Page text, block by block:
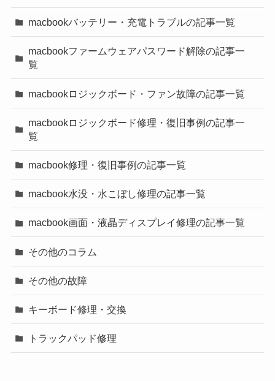
macbookバッテリー・充電トラブルの記事一覧
macbookファームウェアパスワード解除の記事一
覧
macbookロジックボード・ファン故障の記事一覧
macbookロジックボード修理・復旧事例の記事一
覧
macbook修理・復旧事例の記事一覧
macbook水没・水こぼし修理の記事一覧
macbook画面・液晶ディスプレイ修理の記事一覧
その他のコラム
その他の故障
キーボード修理・交換
トラックパッド修理